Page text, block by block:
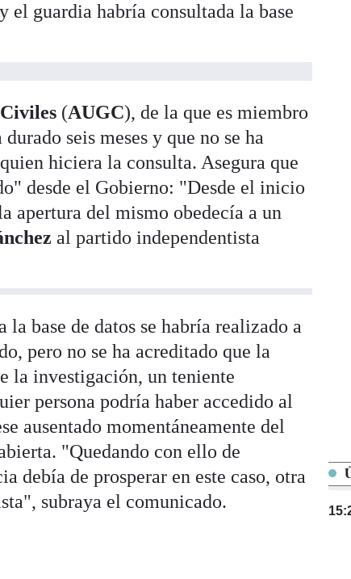
guardia habría consultada la base
(AUGC), de la que es miembro
seis meses y que no se ha
hiciera la consulta. Asegura que
desde el Gobierno: "Desde el inicio
apertura del mismo obedecía a un
al partido independentista
base de datos se habría realizado a
pero no se ha acreditado que la
la investigación, un teniente
persona podría haber accedido al
ausentado momentáneamente del
"Quedando con ello de
debía de prosperar en este caso, otra
subraya el comunicado.